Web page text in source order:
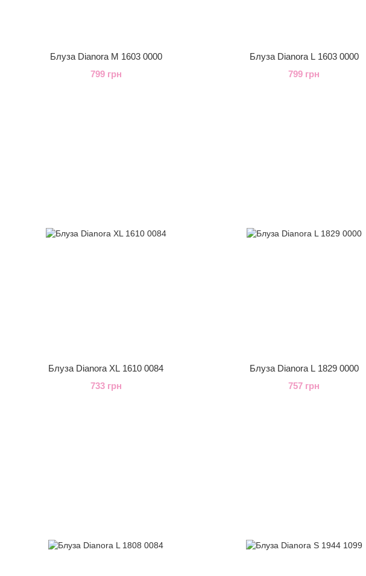
Блуза Dianora M 1603 0000
799 грн
Блуза Dianora L 1603 0000
799 грн
Блуза Dianora XL 1610 0084
733 грн
Блуза Dianora L 1829 0000
757 грн